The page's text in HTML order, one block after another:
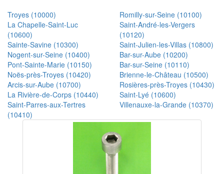
Troyes (10000)
Romilly-sur-Seine (10100)
La Chapelle-Saint-Luc
(10600)
Saint-André-les-Vergers
(10120)
Sainte-Savine (10300)
Saint-Julien-les-Villas (10800)
Nogent-sur-Seine (10400)
Bar-sur-Aube (10200)
Pont-Sainte-Marie (10150)
Bar-sur-Seine (10110)
Noës-près-Troyes (10420)
Brienne-le-Château (10500)
Arcis-sur-Aube (10700)
Rosières-près-Troyes (10430)
La Rivière-de-Corps (10440)
Saint-Lyé (10600)
Saint-Parres-aux-Tertres
(10410)
Villenauxe-la-Grande (10370)